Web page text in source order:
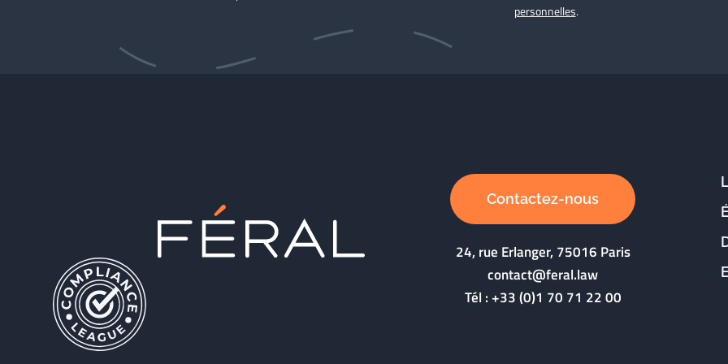
personnelles.
Contactez-nous
24, rue Erlanger, 75016 Paris
contact@feral.law
Tél :+33 (0)1 70 71 22 00